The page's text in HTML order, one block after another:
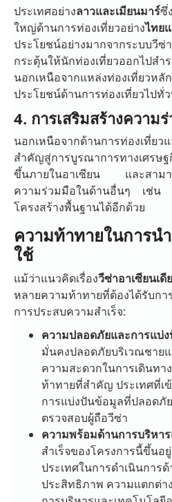
ประเทศอย่างลาวและเมียนมาร์ซึ่
ใหญ่ด้านการท่องเที่ยวอย่างไทย
ประโยชน์อย่างมากจากระบ
กระตุ้นให้นักท่องเที่ยวออกไปสำ
นอกเหนือจากแหล่งท่องเที่
ประโยชน์ด้านการท่องเที่ยวไปทั่
4. การเสริมสร้างควา
นอกเหนือจากด้านการท่องเที่ยว
สำคัญสู่การบูรณาการทางเศรษฐ
ขึ้นภายในอาเซียน และสามา
ความร่วมมือในด้านอื่นๆ เช่
โครงสร้างพื้นฐานได้อีกด้วย
ความท้าทายในการน
ใช้
แม้ว่าแนวคิดเรื่องวีซ่าอาเซียนเดี
หลายความท้าทายที่ต้องได้รับกา
การประสบความสำเร็จ:
ความปลอดภัยและการแบ่
มั่นคงปลอดภัยบริเวณชาย
ความสะดวกในการเดินทา
ท้าทายที่สำคัญ ประเทศที่เ
การแบ่งปันข้อมูลที่ปลอดภั
ตรวจสอบผู้ถือวีซ่า
ความพร้อมด้านการบริหา
สำเร็จของโครงการนี้ขึ้นอ
ประเทศในการดำเนินการ
ประสิทธิภาพ ความแตกต่า